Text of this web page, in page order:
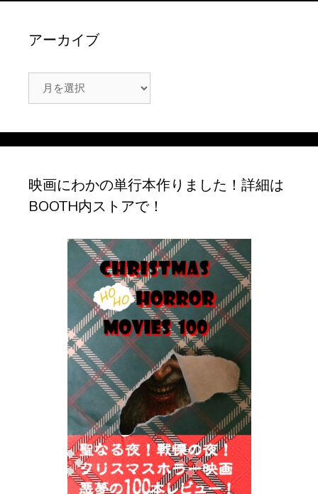
アーカイブ
ー
映画にわかの単行本作りました！詳細は
BOOTH内ストアで！